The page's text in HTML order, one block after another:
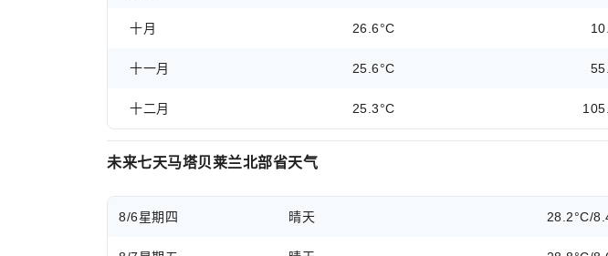
十月 26.6°C
十一月 25.6°C
十二月 25.3°C
未来七天马塔贝莱兰北部省天气
8/6星期四 晴天 28.2°C/